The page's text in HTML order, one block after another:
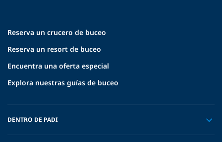
Reserva un crucero de buceo
Reserva un resort de buceo
Encuentra una oferta especial
Explora nuestras guías de buceo
DENTRO DE PADI